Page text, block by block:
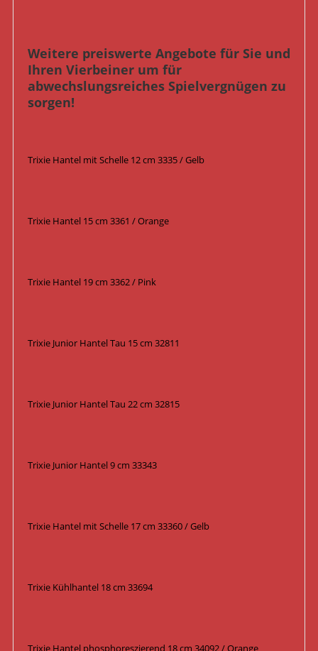
Weitere preiswerte Angebote für Sie und
Ihren Vierbeiner um für
abwechslungsreiches Spielvergnügen zu
sorgen!
Trixie Hantel mit Schelle 12 cm 3335 / Gelb
Trixie Hantel 15 cm 3361 / Orange
Trixie Hantel 19 cm 3362 / Pink
Trixie Junior Hantel Tau 15 cm 32811
Trixie Junior Hantel Tau 22 cm 32815
Trixie Junior Hantel 9 cm 33343
Trixie Hantel mit Schelle 17 cm 33360 / Gelb
Trixie Kühlhantel 18 cm 33694
Trixie Hantel phosphoreszierend 18 cm 34092 / Orange